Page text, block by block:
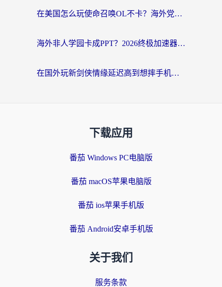
在美国怎么玩使命召唤OL不卡？海外党亲测有效的国服游戏加速器指南
海外非人学园卡成PPT？2026终极加速器指南：从暗区突围到王国纪元，一篇搞定
在国外玩新剑侠情缘延迟高到想摔手机？海外玩家亲测有效的加速器选择指南
下载应用
番茄 Windows PC电脑版
番茄 macOS苹果电脑版
番茄 ios苹果手机版
番茄 Android安卓手机版
关于我们
服务条款